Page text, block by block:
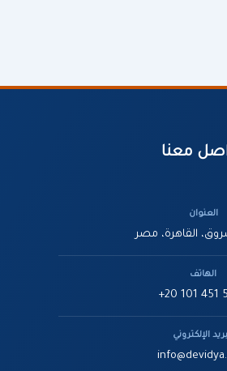
معنا
العنوان
القاهرة، مصر
الهاتف
+20 101 451
الإلكتروني